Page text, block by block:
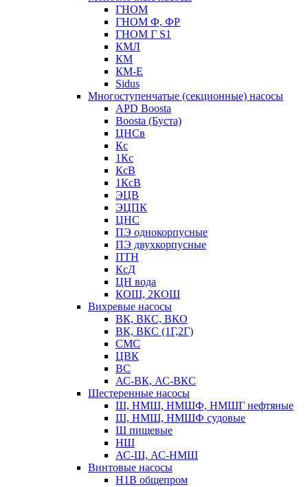
ГНОМ
ГНОМ Ф, ФР
ГНОМ Г S1
КМЛ
КМ
КМ-Е
Sidus
Многоступенчатые (секционные) насосы
APD Boosta
Boosta (Буста)
ЦНСв
Кс
1Кс
КсВ
1КсВ
ЭЦВ
ЭЦПК
ЦНС
ПЭ однокорпусные
ПЭ двухкорпусные
ПТН
КсД
ЦН вода
КОШ, 2КОШ
Вихревые насосы
ВК, ВКС, ВКО
ВК, ВКС (1Г,2Г)
СМС
ЦВК
ВС
АС-ВК, АС-ВКС
Шестеренные насосы
Ш, НМШ, НМШФ, НМШГ нефтяные
Ш, НМШ, НМШФ судовые
Ш пищевые
НШ
АС-Ш, АС-НМШ
Винтовые насосы
Н1В общепром